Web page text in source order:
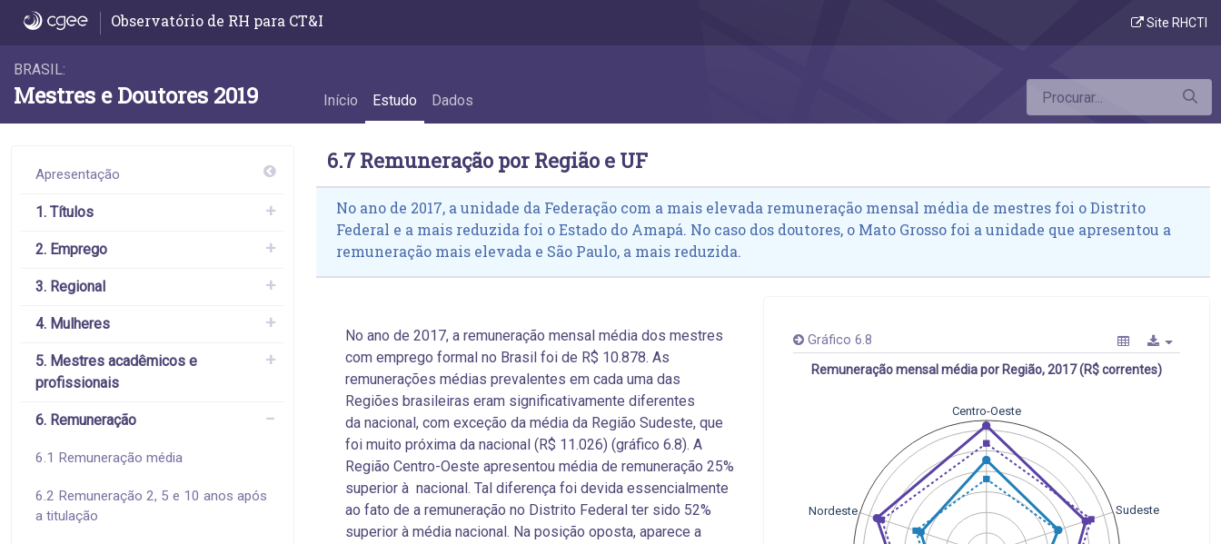
6.7 Remuneração por Região e UF - 6.7 Remuneração por Região e UF
Observatório de RH para CT&I Site RHCTI
BRASIL:
Mestres e Doutores 2019 Início Estudo Dados
Apresentação
1. Títulos
2. Emprego
3. Regional
4. Mulheres
5. Mestres acadêmicos e
profissionais
6. Remuneração
6.1 Remuneração média
6.2 Remuneração 2, 5 e 10 anos após
a titulação
6.7 Remuneração por Região e UF
No ano de 2017, a unidade da Federação com a mais elevada remuneração mensal média de mestres foi o Distrito
Federal e a mais reduzida foi o Estado do Amapá. No caso dos doutores, o Mato Grosso foi a unidade que apresentou a
remuneração mais elevada e São Paulo, a mais reduzida.
No ano de 2017, a remuneração mensal média dos mestres
com emprego formal no Brasil foi de R$ 10.878. As
remunerações médias prevalentes em cada uma das
Regiões brasileiras eram significativamente diferentes
da nacional, com exceção da média da Região Sudeste, que
foi muito próxima da nacional (R$ 11.026) (gráfico 6.8). A
Região Centro-Oeste apresentou média de remuneração 25%
superior à nacional. Tal diferença foi devida essencialmente
ao fato de a remuneração no Distrito Federal ter sido 52%
superior à média nacional. Na posição oposta, aparece a
Gráfico 6.8
Remuneração mensal média por Região, 2017 (R$ correntes)
Centro-Oeste
Nordeste Sudeste